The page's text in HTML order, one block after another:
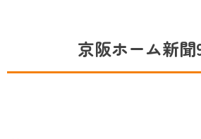
京阪ホーム新聞